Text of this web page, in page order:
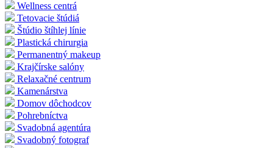
Wellness centrá
Tetovacie štúdiá
Štúdio štíhlej línie
Plastická chirurgia
Permanentný makeup
Krajčírske salóny
Relaxačné centrum
Kamenárstva
Domov dôchodcov
Pohrebníctva
Svadobná agentúra
Svadobný fotograf